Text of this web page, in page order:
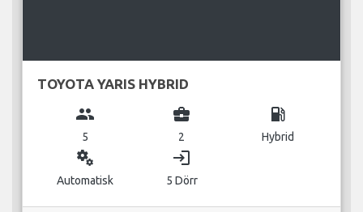
TOYOTA YARIS HYBRID
group
5
business_center
2
local_gas_station
Hybrid
miscellaneous_services
Automatisk
login
5 Dörr